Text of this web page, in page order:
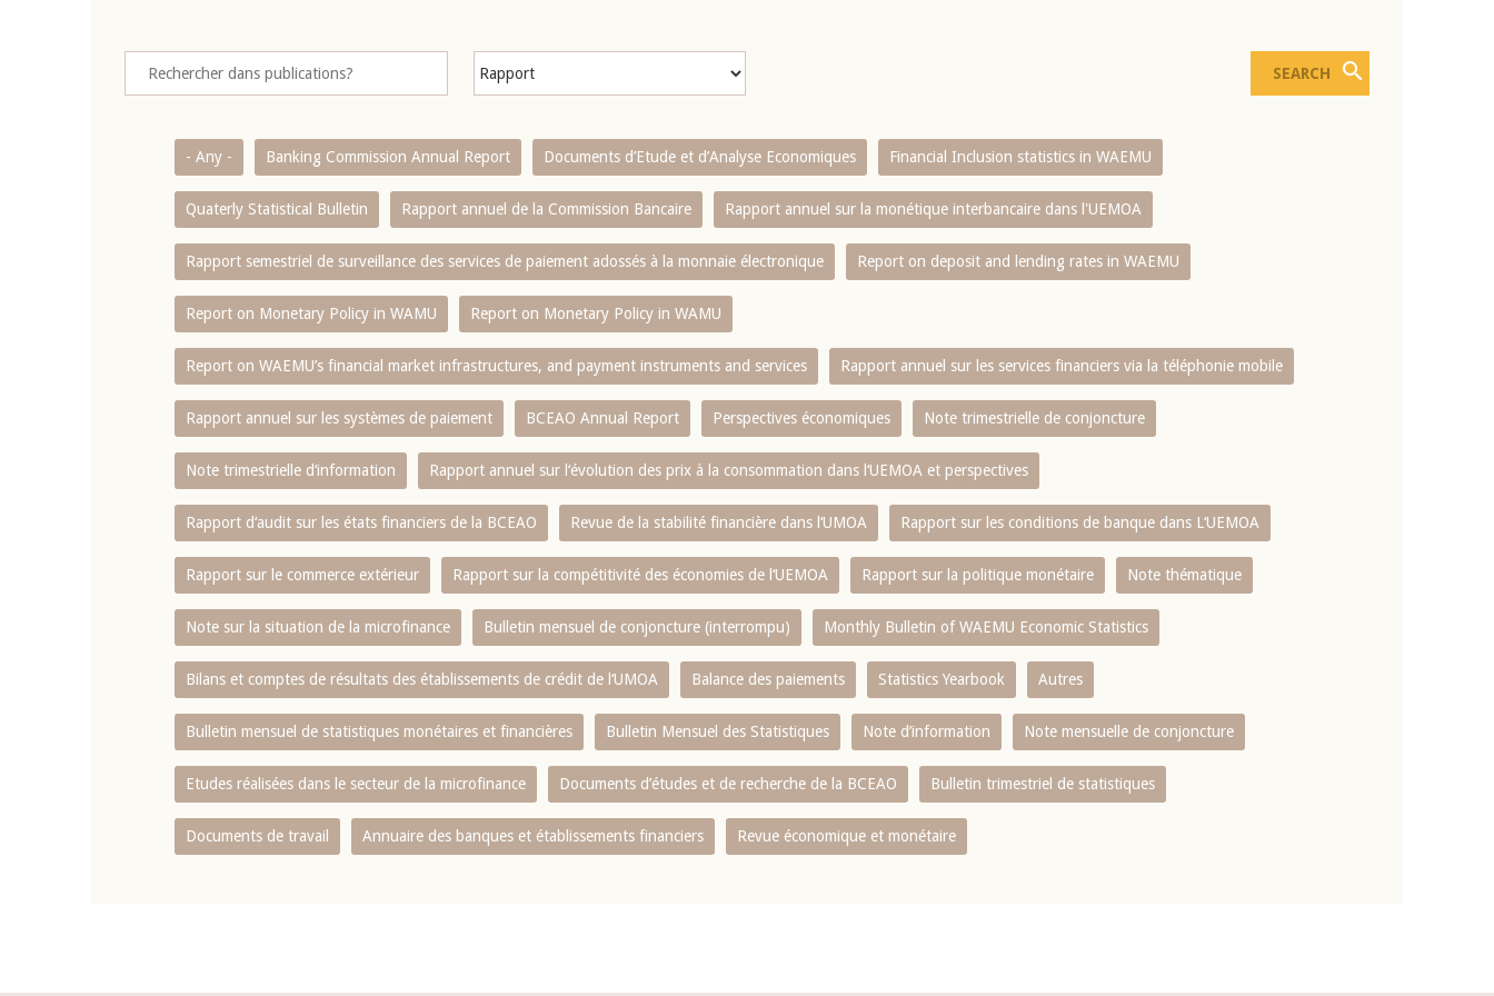
- Any - Banking Commission Annual Report Documents d’Etude et d’Analyse Economiques Financial Inclusion statistics in WAEMU
Quaterly Statistical Bulletin Rapport annuel de la Commission Bancaire Rapport annuel sur la monétique interbancaire dans l'UEMOA
Rapport semestriel de surveillance des services de paiement adossés à la monnaie électronique Report on deposit and lending rates in WAEMU
Report on Monetary Policy in WAMU Report on Monetary Policy in WAMU
Report on WAEMU’s financial market infrastructures, and payment instruments and services Rapport annuel sur les services financiers via la téléphonie mobile
Rapport annuel sur les systèmes de paiement BCEAO Annual Report Perspectives économiques Note trimestrielle de conjoncture
Note trimestrielle d‘information Rapport annuel sur l‘évolution des prix à la consommation dans l‘UEMOA et perspectives
Rapport d‘audit sur les états financiers de la BCEAO Revue de la stabilité financière dans l‘UMOA Rapport sur les conditions de banque dans L‘UEMOA
Rapport sur le commerce extérieur Rapport sur la compétitivité des économies de l‘UEMOA Rapport sur la politique monétaire Note thématique
Note sur la situation de la microfinance Bulletin mensuel de conjoncture (interrompu) Monthly Bulletin of WAEMU Economic Statistics
Bilans et comptes de résultats des établissements de crédit de l‘UMOA Balance des paiements Statistics Yearbook Autres
Bulletin mensuel de statistiques monétaires et financières Bulletin Mensuel des Statistiques Note d’information Note mensuelle de conjoncture
Etudes réalisées dans le secteur de la microfinance Documents d’études et de recherche de la BCEAO Bulletin trimestriel de statistiques
Documents de travail Annuaire des banques et établissements financiers Revue économique et monétaire